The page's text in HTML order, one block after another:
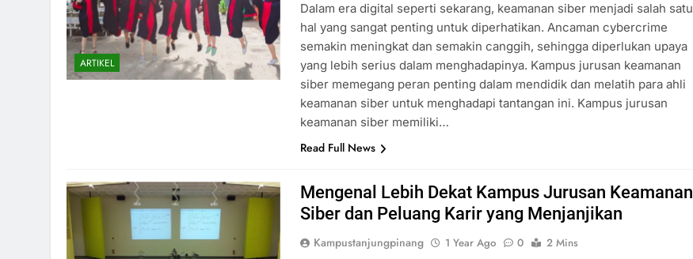
ARTIKEL
Dalam era digital seperti sekarang, keamanan siber menjadi salah satu
hal yang sangat penting untuk diperhatikan. Ancaman cybercrime
semakin meningkat dan semakin canggih, sehingga diperlukan upaya
yang lebih serius dalam menghadapinya. Kampus jurusan keamanan
siber memegang peran penting dalam mendidik dan melatih para ahli
keamanan siber untuk menghadapi tantangan ini. Kampus jurusan
keamanan siber memiliki…
Read Full News
Mengenal Lebih Dekat Kampus Jurusan Keamanan
Siber dan Peluang Karir yang Menjanjikan
Kampustanjungpinang 1 Year Ago 0
2 Mins